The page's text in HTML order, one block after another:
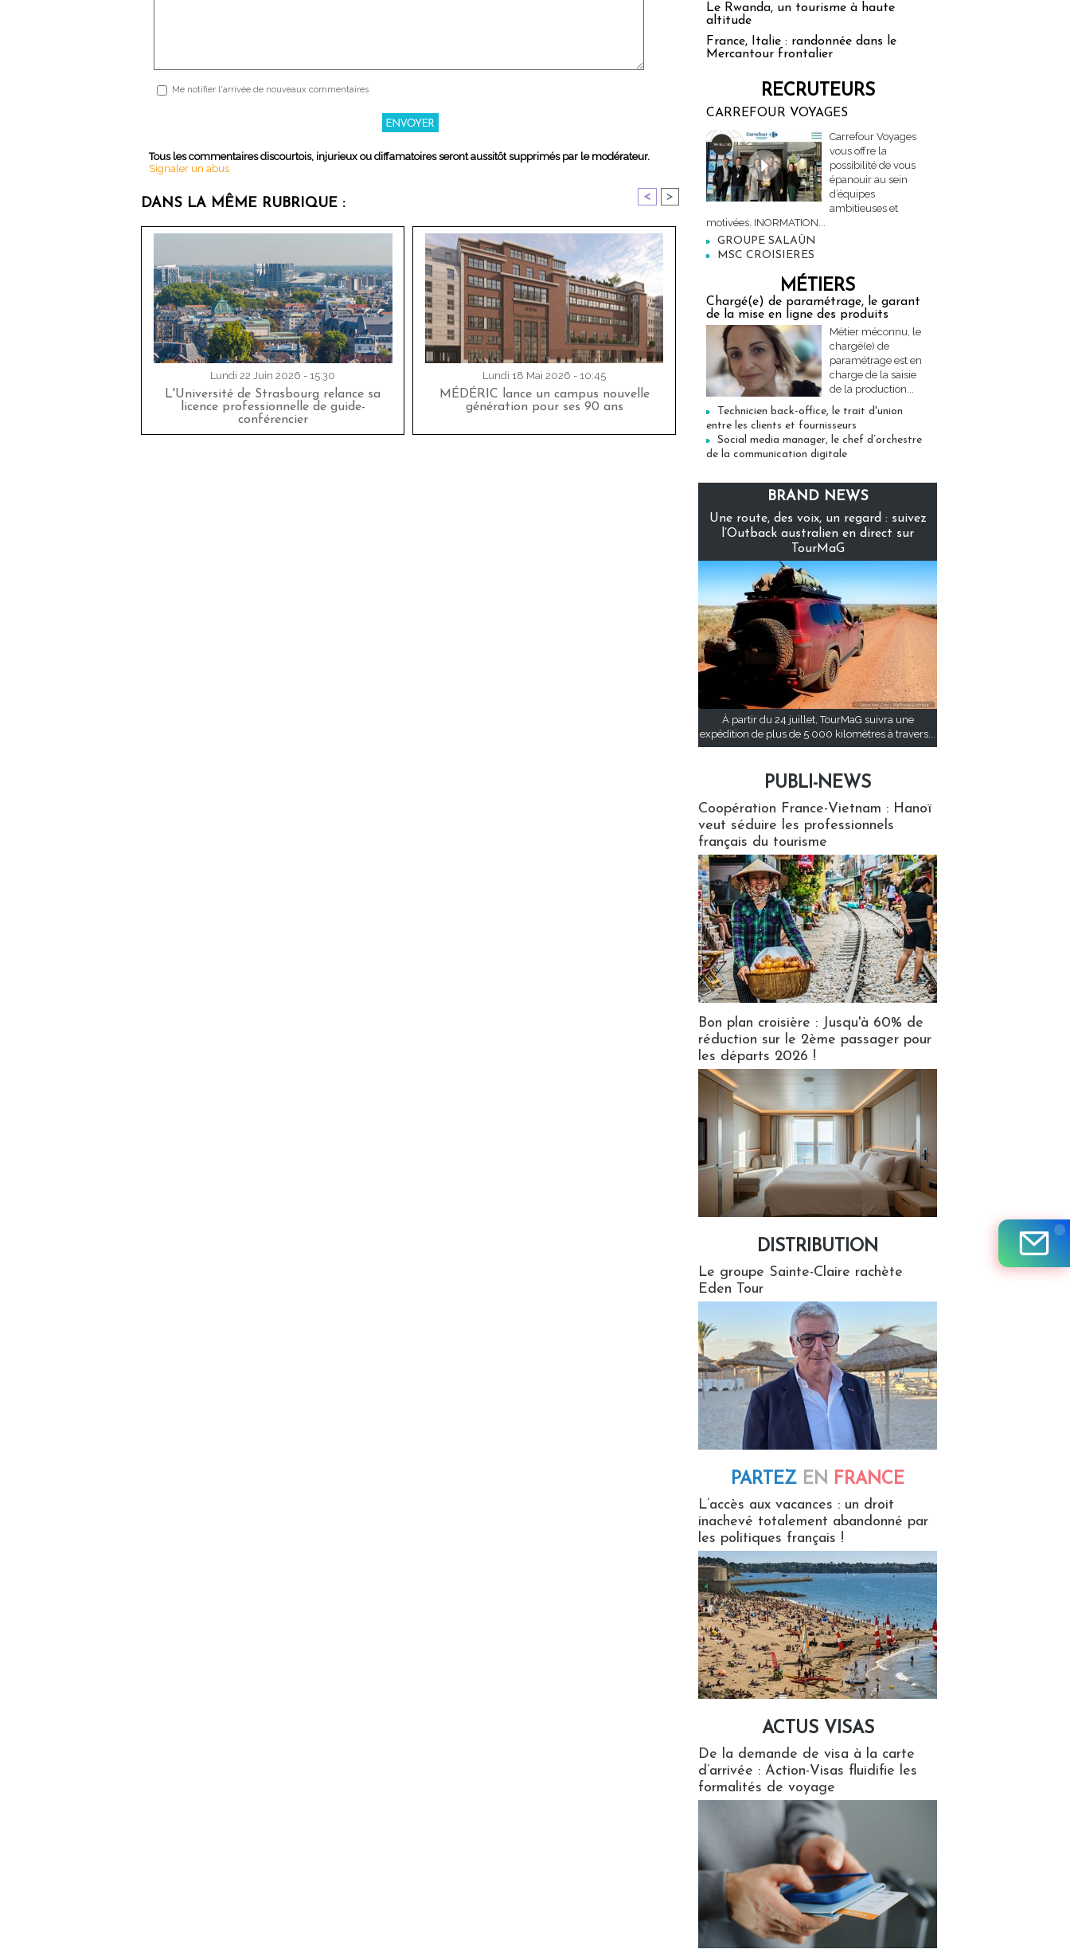
Me notifier l'arrivée de nouveaux commentaires
Tous les commentaires discourtois, injurieux ou diffamatoires seront aussitôt supprimés par le modérateur.
Signaler un abus
DANS LA MÊME RUBRIQUE : < >
Lundi 22 Juin 2026 - 15:30
L'Université de Strasbourg relance sa
licence professionnelle de guide-
conférencier
Lundi 18 Mai 2026 - 10:45
MÉDÉRIC lance un campus nouvelle
génération pour ses 90 ans
Le Rwanda, un tourisme à haute
altitude
France, Italie : randonnée dans le
Mercantour frontalier
RECRUTEURS
CARREFOUR VOYAGES
Carrefour Voyages
vous offre la
possibilité de vous
épanouir au sein
d’équipes
ambitieuses et
motivées. INORMATION...
GROUPE SALAÜN
MSC CROISIERES
MÉTIERS
Chargé(e) de paramétrage, le garant
de la mise en ligne des produits
Métier méconnu, le
chargé(e) de
paramétrage est en
charge de la saisie
de la production...
Technicien back-office, le trait d'union
entre les clients et fournisseurs
Social media manager, le chef d’orchestre
de la communication digitale
BRAND NEWS
Une route, des voix, un regard : suivez
l’Outback australien en direct sur
TourMaG
À partir du 24 juillet, TourMaG suivra une
expédition de plus de 5 000 kilomètres à travers...
PUBLI-NEWS
Coopération France-Vietnam : Hanoï
veut séduire les professionnels
français du tourisme
Bon plan croisière : Jusqu'à 60% de
réduction sur le 2ème passager pour
les départs 2026 !
DISTRIBUTION
Le groupe Sainte-Claire rachète
Eden Tour
PARTEZ EN FRANCE
L’accès aux vacances : un droit
inachevé totalement abandonné par
les politiques français !
ACTUS VISAS
De la demande de visa à la carte
d’arrivée : Action-Visas fluidifie les
formalités de voyage